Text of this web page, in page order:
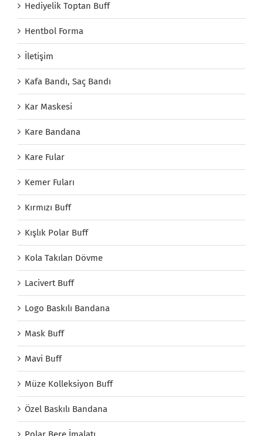
Hediyelik Toptan Buff
Hentbol Forma
İletişim
Kafa Bandı, Saç Bandı
Kar Maskesi
Kare Bandana
Kare Fular
Kemer Fuları
Kırmızı Buff
Kışlık Polar Buff
Kola Takılan Dövme
Lacivert Buff
Logo Baskılı Bandana
Mask Buff
Mavi Buff
Müze Kolleksiyon Buff
Özel Baskılı Bandana